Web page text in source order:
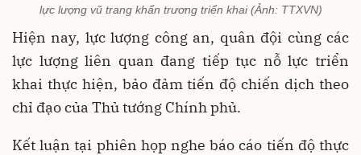
lực lượng vũ trang khẩn trương triển khai (Ảnh: TTXVN)
Hiện nay, lực lượng công an, quân đội cùng các
lực lượng liên quan đang tiếp tục nỗ lực triển
khai thực hiện, bảo đảm tiến độ chiến dịch theo
chỉ đạo của Thủ tướng Chính phủ.
Kết luận tại phiên họp nghe báo cáo tiến độ thực